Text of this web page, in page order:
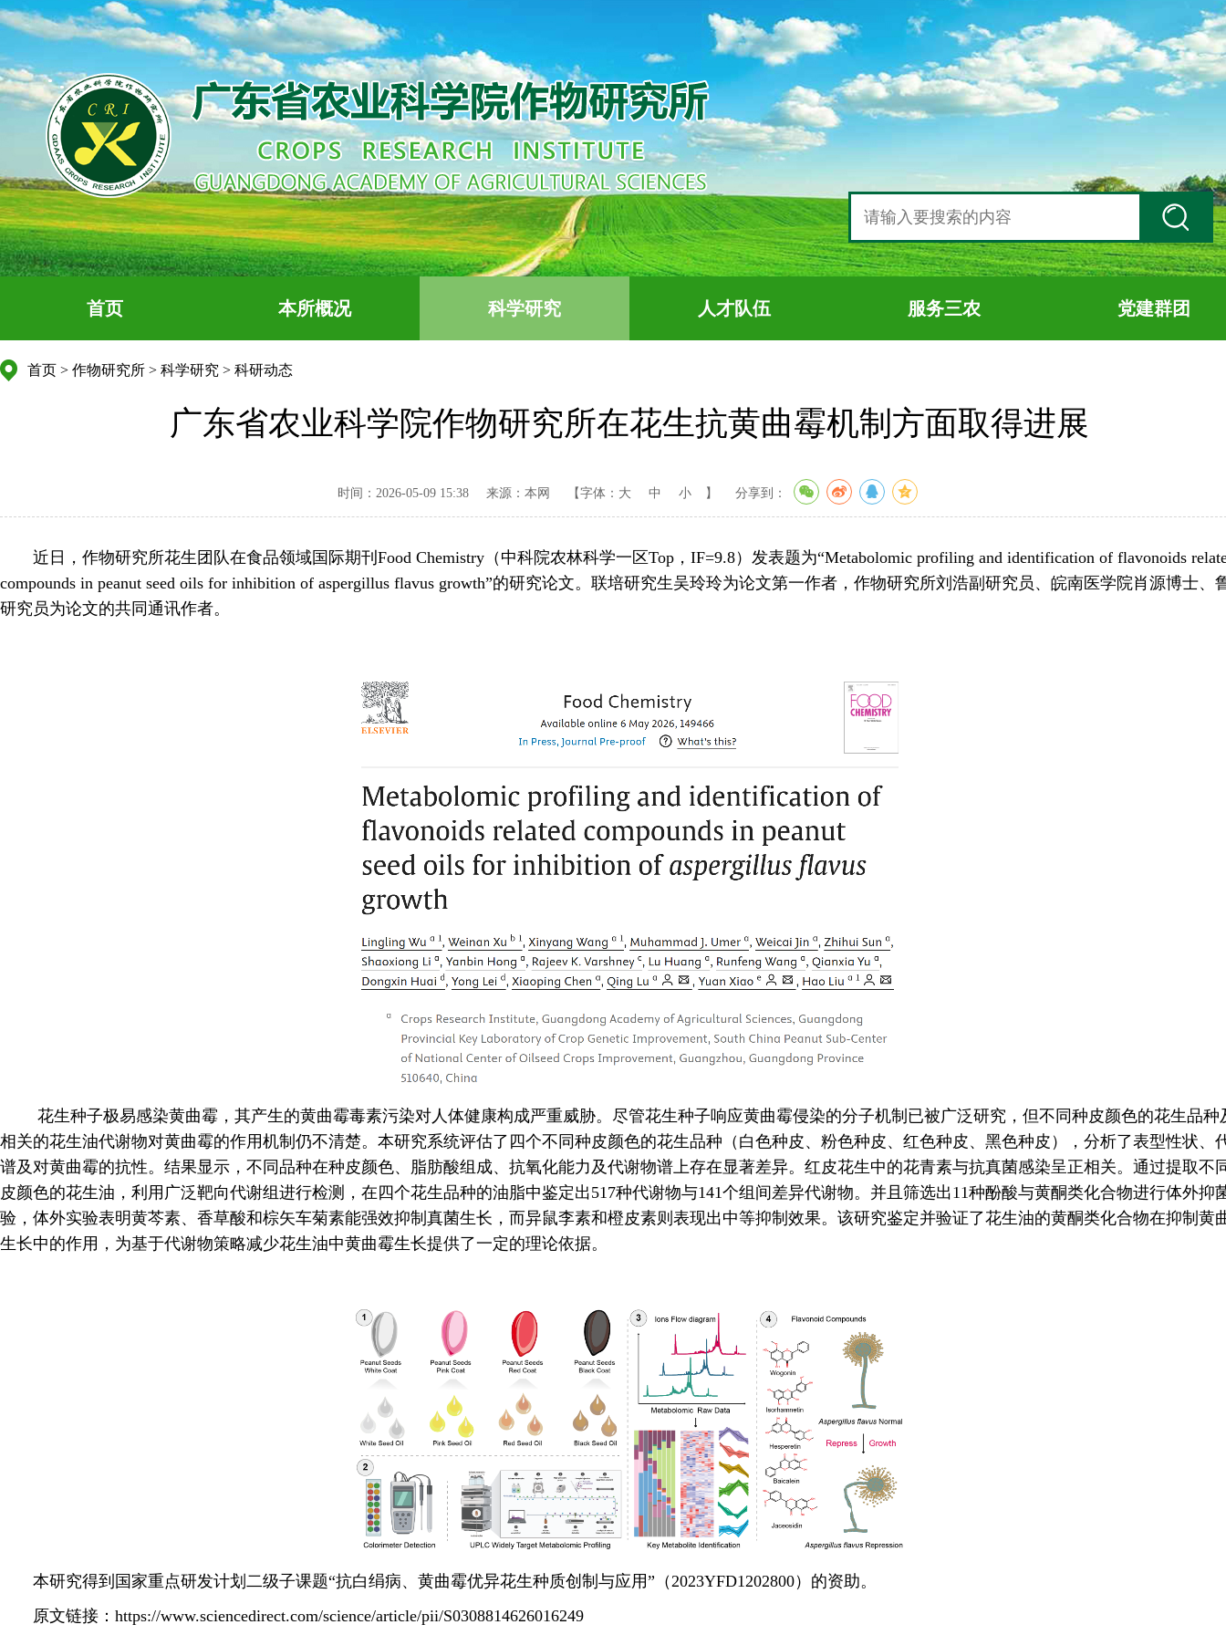
首页 本所概况 科学研究 人才队伍 服务三农 党建群团
首页 > 作物研究所 > 科学研究 > 科研动态
广东省农业科学院作物研究所在花生抗黄曲霉机制方面取得进展
时间：2026-05-09 15:38 来源：本网 【字体： 大 中 小 】 分享到：
近日，作物研究所花生团队在食品领域国际期刊Food Chemistry（中科院农林科学一区Top，IF=9.8）发表题为“Metabolomic profiling and identification of flavonoids
compounds in peanut seed oils for inhibition of aspergillus flavus growth”的研究论文。联培研究生吴玲玲为论文第一作者，作物研究所刘浩副研究员、皖南医学院肖源博士、
研究员为论文的共同通讯作者。
花生种子极易感染黄曲霉，其产生的黄曲霉毒素污染对人体健康构成严重威胁。尽管花生种子响应黄曲霉侵染的分子机制已被广泛研究，但不同种皮颜色的花生品种
相关的花生油代谢物对黄曲霉的作用机制仍不清楚。本研究系统评估了四个不同种皮颜色的花生品种（白色种皮、粉色种皮、红色种皮、黑色种皮），分析了表型性状、
谱及对黄曲霉的抗性。结果显示，不同品种在种皮颜色、脂肪酸组成、抗氧化能力及代谢物谱上存在显著差异。红皮花生中的花青素与抗真菌感染呈正相关。通过提取不
皮颜色的花生油，利用广泛靶向代谢组进行检测，在四个花生品种的油脂中鉴定出517种代谢物与141个组间差异代谢物。并且筛选出11种酚酸与黄酮类化合物进行体外抑
验，体外实验表明黄芩素、香草酸和棕矢车菊素能强效抑制真菌生长，而异鼠李素和橙皮素则表现出中等抑制效果。该研究鉴定并验证了花生油的黄酮类化合物在抑制黄
生长中的作用，为基于代谢物策略减少花生油中黄曲霉生长提供了一定的理论依据。
本研究得到国家重点研发计划二级子课题“抗白绢病、黄曲霉优异花生种质创制与应用”（2023YFD1202800）的资助。
原文链接：https://www.sciencedirect.com/science/article/pii/S0308814626016249